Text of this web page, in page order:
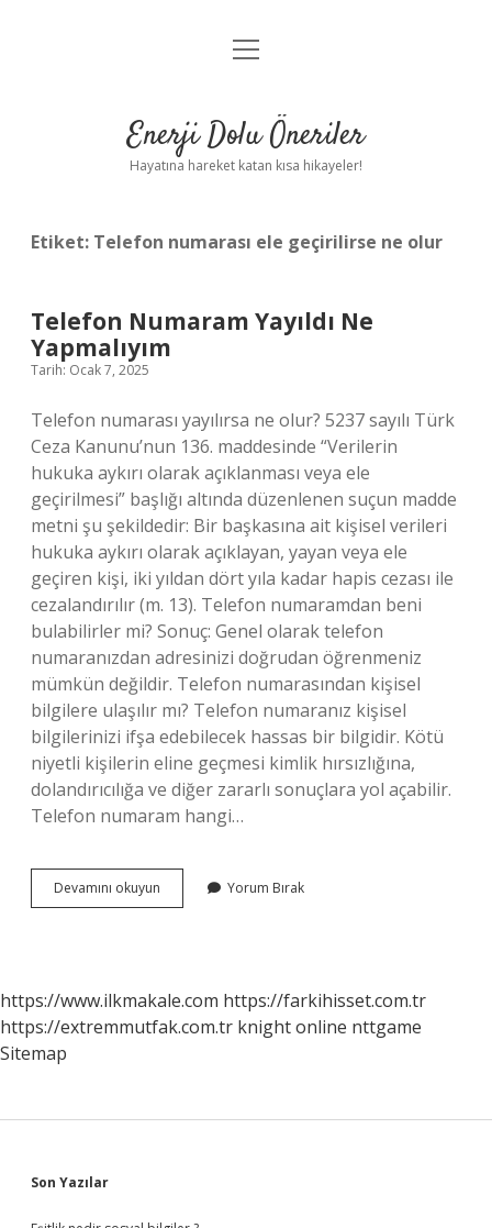
Anasayfa
Yasal Uyarı
menüyü
Enerji Dolu Öneriler
Hayatına hareket katan kısa hikayeler!
Etiket: Telefon numarası ele geçirilirse ne olur
Telefon Numaram Yayıldı Ne
Yapmalıyım
Tarih: Ocak 7, 2025
Telefon numarası yayılırsa ne olur? 5237 sayılı Türk
Ceza Kanunu’nun 136. maddesinde “Verilerin
hukuka aykırı olarak açıklanması veya ele
geçirilmesi” başlığı altında düzenlenen suçun madde
metni şu şekildedir: Bir başkasına ait kişisel verileri
hukuka aykırı olarak açıklayan, yayan veya ele
geçiren kişi, iki yıldan dört yıla kadar hapis cezası ile
cezalandırılır (m. 13). Telefon numaramdan beni
bulabilirler mi? Sonuç: Genel olarak telefon
numaranızdan adresinizi doğrudan öğrenmeniz
mümkün değildir. Telefon numarasından kişisel
bilgilere ulaşılır mı? Telefon numaranız kişisel
bilgilerinizi ifşa edebilecek hassas bir bilgidir. Kötü
niyetli kişilerin eline geçmesi kimlik hırsızlığına,
dolandırıcılığa ve diğer zararlı sonuçlara yol açabilir.
Telefon numaram hangi…
Devamını okuyun
Numaram
Yorum Bırak
https://www.ilkmakale.com https://farkihisset.com.tr
https://extremmutfak.com.tr knight online nttgame
Sitemap
Sidebar
Son Yazılar